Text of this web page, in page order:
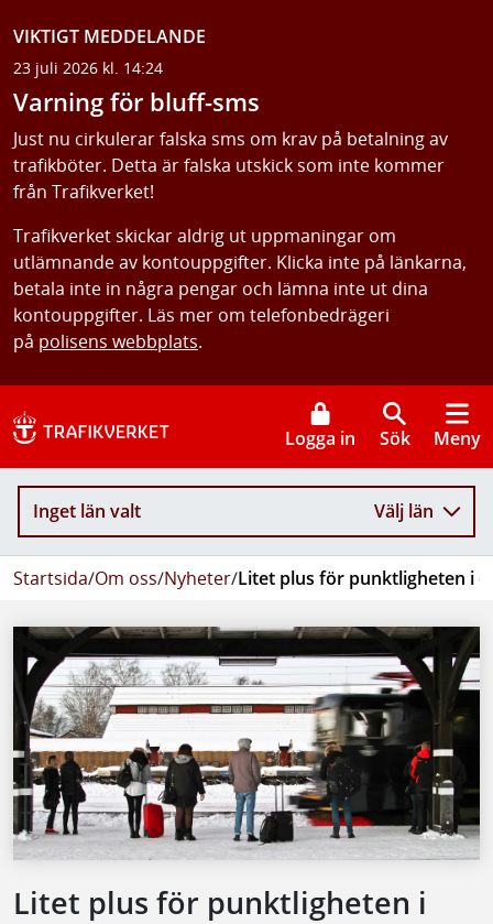
VIKTIGT MEDDELANDE
23 juli 2026 kl. 14:24
Varning för bluff-sms
Just nu cirkulerar falska sms om krav på betalning av
trafikböter. Detta är falska utskick som inte kommer
från Trafikverket!
Trafikverket skickar aldrig ut uppmaningar om
utlämnande av kontouppgifter. Klicka inte på länkarna,
betala inte in några pengar och lämna inte ut dina
kontouppgifter. Läs mer om telefonbedrägeri
på polisens webbplats.
Logga in Sök Meny
Inget län valt Välj län
Startsida/Om oss/Nyheter/Litet plus för punktligheten i
Litet plus för punktligheten i